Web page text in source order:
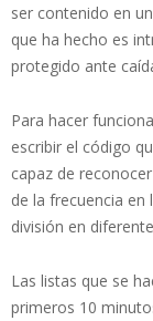
ser contenido en
que ha hecho es
protegido ante
Para hacer
escribir el código
capaz de
de la frecuencia en
división en
Las listas que se
primeros 10